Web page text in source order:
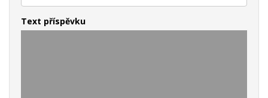
Text příspěvku